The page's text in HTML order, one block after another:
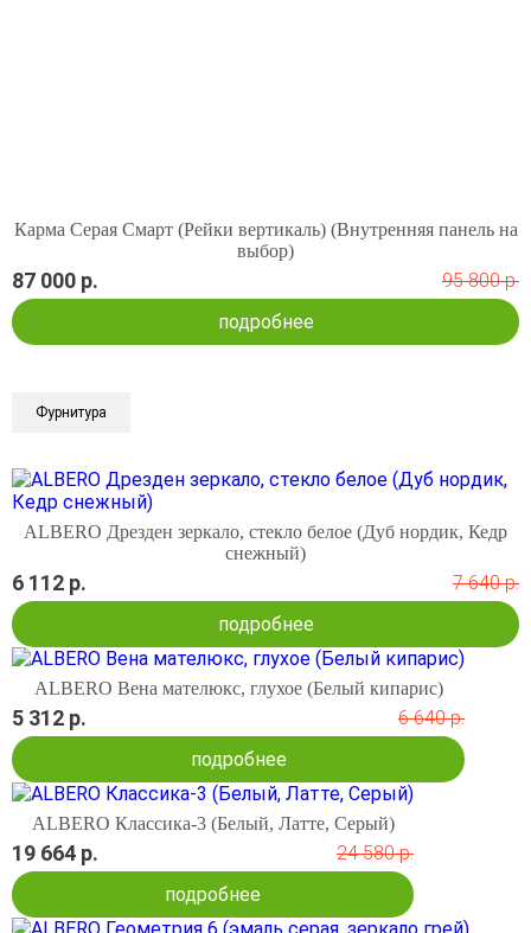
Карма Серая Смарт (Рейки вертикаль) (Внутренняя панель на
выбор)
87 000 р.
95 800 р.
подробнее
Фурнитура
ALBERO Дрезден зеркало, стекло белое (Дуб нордик, Кедр
снежный)
6 112 р.
7 640 р.
подробнее
ALBERO Вена мателюкс, глухое (Белый кипарис)
5 312 р.
6 640 р.
подробнее
ALBERO Классика-3 (Белый, Латте, Серый)
19 664 р.
24 580 р.
подробнее